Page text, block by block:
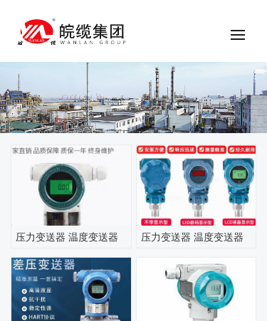
压力变送器 温度变送器 压力变送器 温度变送器